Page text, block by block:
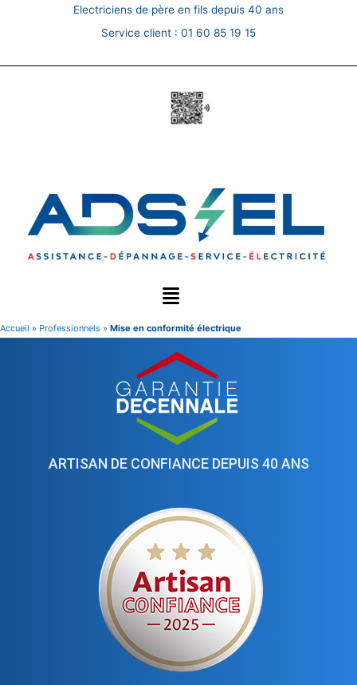
Electriciens de père en fils depuis 40 ans
Service client : 01 60 85 19 15
Accueil » Professionnels » Mise en conformité électrique
ARTISAN DE CONFIANCE DEPUIS 40 ANS